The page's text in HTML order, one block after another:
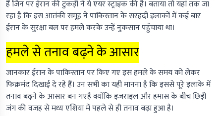
हैं जिन पर ईरान की टुकड़ी ने ये एयर स्ट्राइक की है। बताया तो यहां तक जा
रहा है कि इस आतंकी समूह ने पाकिस्तान के सरहदी इलाकों में कई बार
ईरान के सुरक्षा बल पर हमले करके उन्हें नुकसान पहुँचाया था।
हमले से तनाव बढ़ने के आसार
जानकार ईरान के पाकिस्तान पर किए गए इस हमले के समय को लेकर
फिक्रमंद दिखाई दे रहे हैं। उन सभी का यही मानना है कि इससे पूरे इलाके में
तनाव बढ़ने के आसार बन गएहैं क्योंकि इजराइल और हमास के बीच छिड़ी
जंग की वजह से मध्य एशिया में पहले से ही तनाव बढ़ा हुआ है।